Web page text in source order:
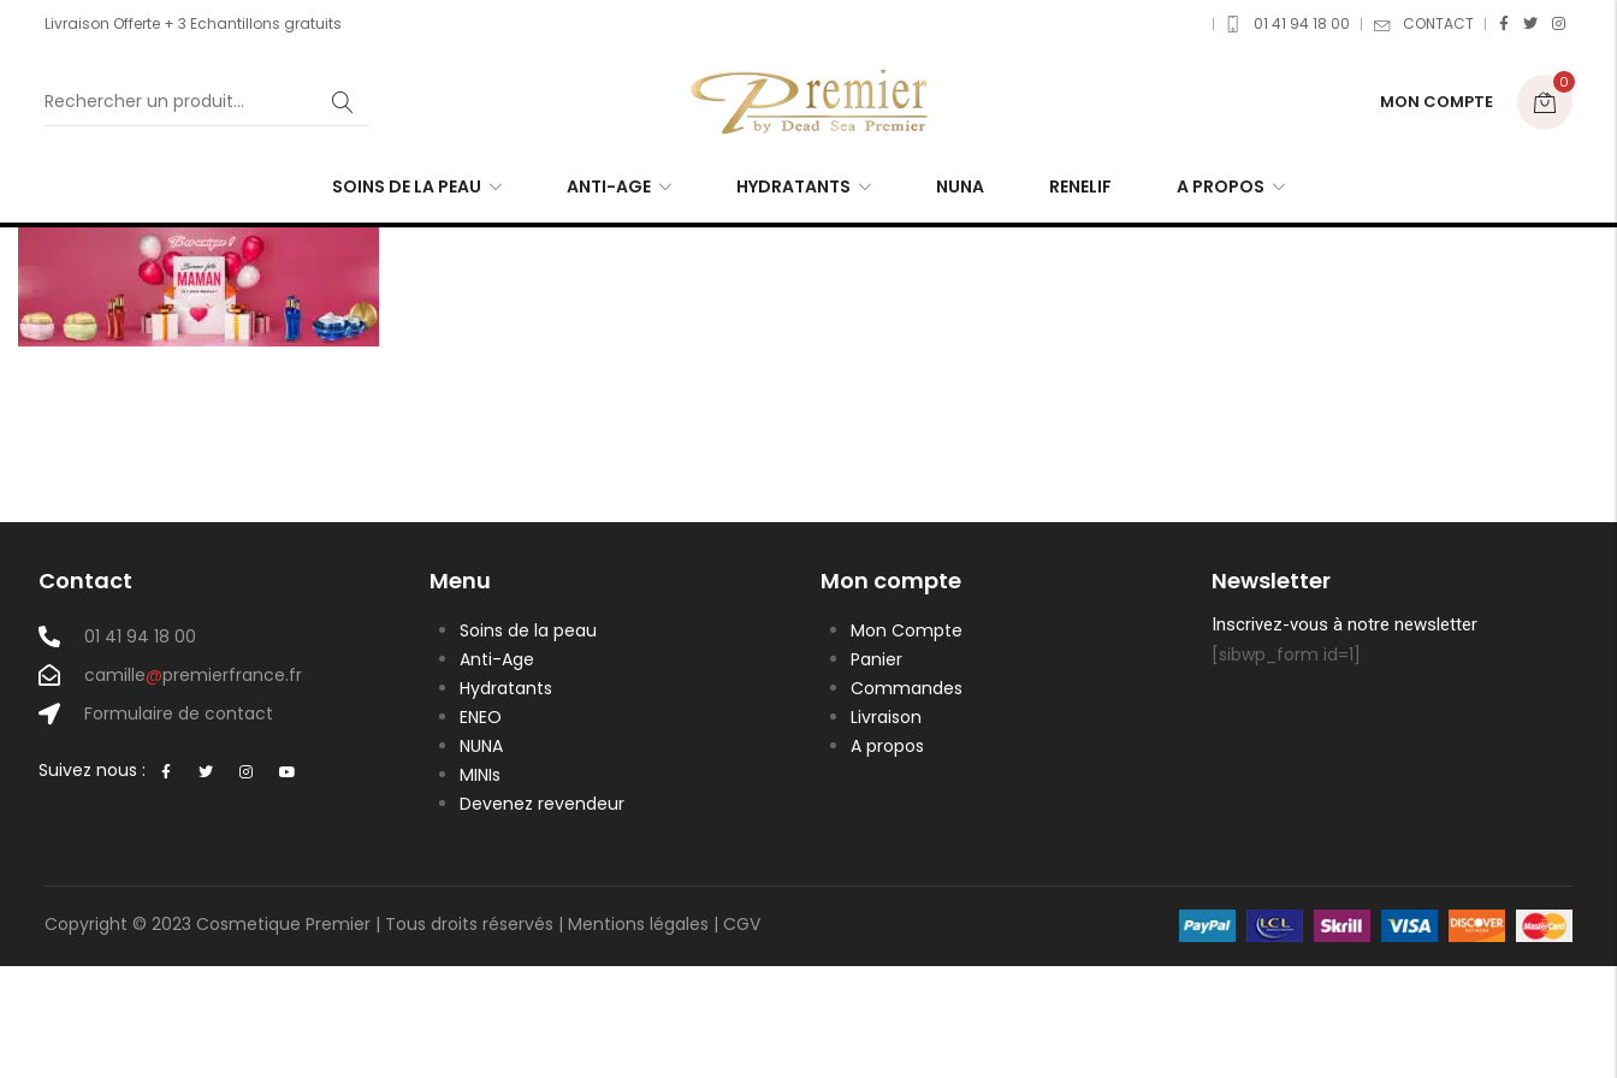
Livraison Offerte + 3 Echantillons gratuits 01 41 94 18 00 CONTACT
MON COMPTE
0
SOINS DE LA PEAU ANTI-AGE HYDRATANTS NUNA RENELIF A PROPOS
Contact
01 41 94 18 00
camille@premierfrance.fr
Formulaire de contact
Suivez nous :
Menu
Soins de la peau
Anti-Age
Hydratants
ENEO
NUNA
MINIs
Devenez revendeur
Mon compte
Mon Compte
Panier
Commandes
Livraison
A propos
Newsletter
Inscrivez-vous à notre newsletter
[sibwp_form id=1]
Copyright © 2023 Cosmetique Premier | Tous droits réservés | Mentions légales | CGV